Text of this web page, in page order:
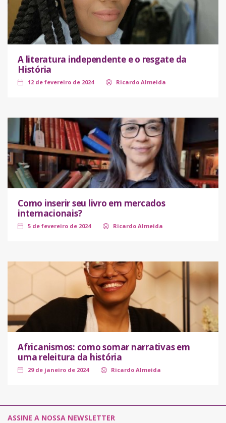
A literatura independente e o resgate da
História
12 de fevereiro de 2024 Ricardo Almeida
Como inserir seu livro em mercados
internacionais?
5 de fevereiro de 2024 Ricardo Almeida
Africanismos: como somar narrativas em
uma releitura da história
29 de janeiro de 2024 Ricardo Almeida
ASSINE A NOSSA NEWSLETTER